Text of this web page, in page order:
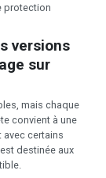
protection
versions
sur
mais chaque
convient à une
certains
destinée aux